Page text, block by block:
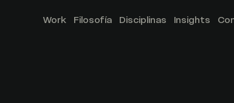
Work Filosofía Disciplinas Insights